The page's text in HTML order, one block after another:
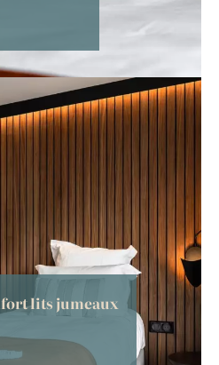
lits jumeaux